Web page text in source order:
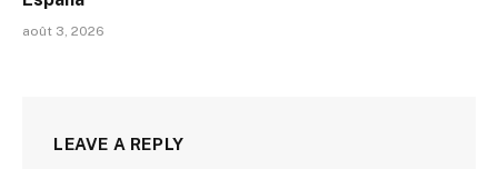
août 3, 2026
LEAVE A REPLY